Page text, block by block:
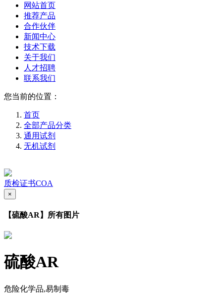
网站首页
推荐产品
合作伙伴
新闻中心
技术下载
关于我们
人才招聘
联系我们
您当前的位置：
首页
全部产品分类
通用试剂
无机试剂
质检证书COA
×
【硫酸AR】所有图片
硫酸AR
危险化学品,易制毒